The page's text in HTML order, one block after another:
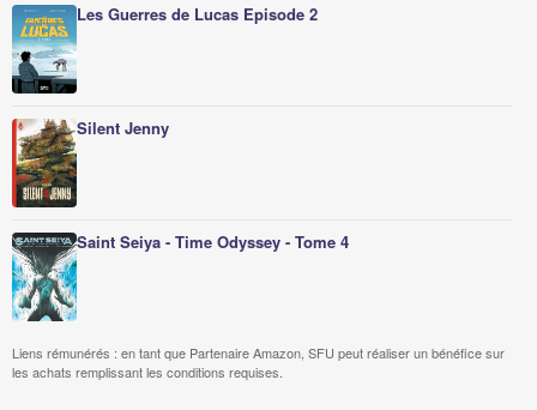
Les Guerres de Lucas Episode 2
Silent Jenny
Saint Seiya - Time Odyssey - Tome 4
Liens rémunérés : en tant que Partenaire Amazon, SFU peut réaliser un bénéfice sur
les achats remplissant les conditions requises.